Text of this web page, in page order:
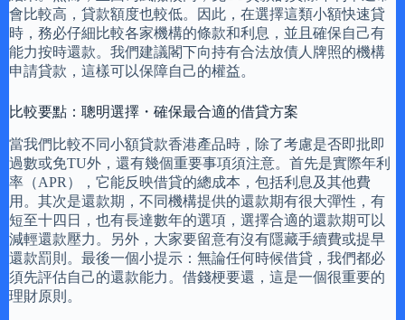
會比較高，貸款額度也較低。因此，在選擇這類小額快速貸
時，務必仔細比較各家機構的條款和利息，並且確保自己有
能力按時還款。我們建議閣下向持有合法放債人牌照的機構
申請貸款，這樣可以保障自己的權益。
比較要點：聰明選擇・確保最合適的借貸方案
當我們比較不同小額貸款香港產品時，除了考慮是否即批即
過數或免TU外，還有幾個重要事項須注意。首先是實際年利
率（APR），它能反映借貸的總成本，包括利息及其他費
用。其次是還款期，不同機構提供的還款期有很大彈性，有
短至十四日，也有長達數年的選項，選擇合適的還款期可以
減輕還款壓力。另外，大家要留意有沒有隱藏手續費或提早
還款罰則。最後一個小提示：無論任何時候借貸，我們都必
須先評估自己的還款能力。借錢梗要還，這是一個很重要的
理財原則。